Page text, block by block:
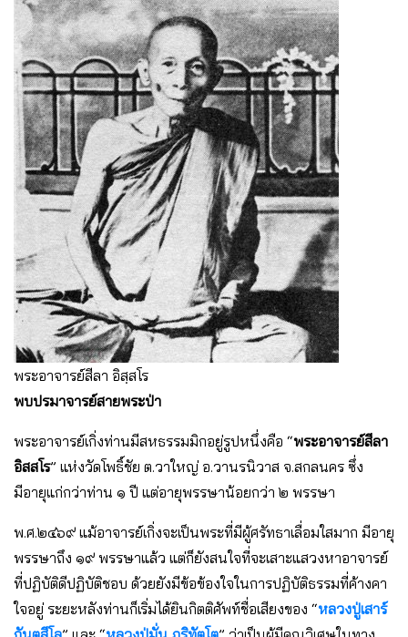
พระอาจารย์สีลา อิสฺสโร
พบปรมาจารย์สายพระป่า
พระอาจารย์เกิ่งท่านมีสหธรรมมิกอยู่รูปหนึ่งคือ “พระอาจารย์สีลา
อิสสโร” แห่งวัดโพธิ์ชัย ต.วาใหญ่ อ.วานรนิวาส จ.สกลนคร ซึ่ง
มีอายุแก่กว่าท่าน ๑ ปี แต่อายุพรรษาน้อยกว่า ๒ พรรษา
พ.ศ.๒๔๖๙ แม้อาจารย์เกิ่งจะเป็นพระที่มีผู้ศรัทธาเลื่อมใสมาก มีอายุ
พรรษาถึง ๑๙ พรรษาแล้ว แต่ก็ยังสนใจที่จะเสาะแสวงหาอาจารย์
ที่ปฏิบัติดีปฏิบัติชอบ ด้วยยังมีข้อข้องใจในการปฏิบัติธรรมที่ค้างคา
ใจอยู่ ระยะหลังท่านก็เริ่มได้ยินกิตติศัพท์ชื่อเสียงของ “หลวงปู่เสาร์